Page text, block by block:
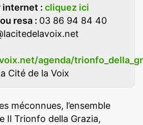
internet : cliquez ici
resa : 03 86 94 84 40
agenda/
Cité de la Voix
méconnues, l’ensemble
Il Trionfo della Grazia,